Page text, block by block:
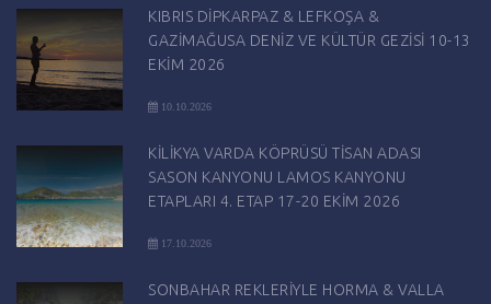
KIBRIS DİPKARPAZ & LEFKOŞA &
GAZİMAĞUSA DENİZ VE KÜLTÜR GEZİSİ 10-13
EKİM 2026
10.10.2026
KİLİKYA VARDA KÖPRÜSÜ TİSAN ADASI
SASON KANYONU LAMOS KANYONU
ETAPLARI 4. ETAP 17-20 EKİM 2026
17.10.2026
SONBAHAR REKLERİYLE HORMA & VALLA